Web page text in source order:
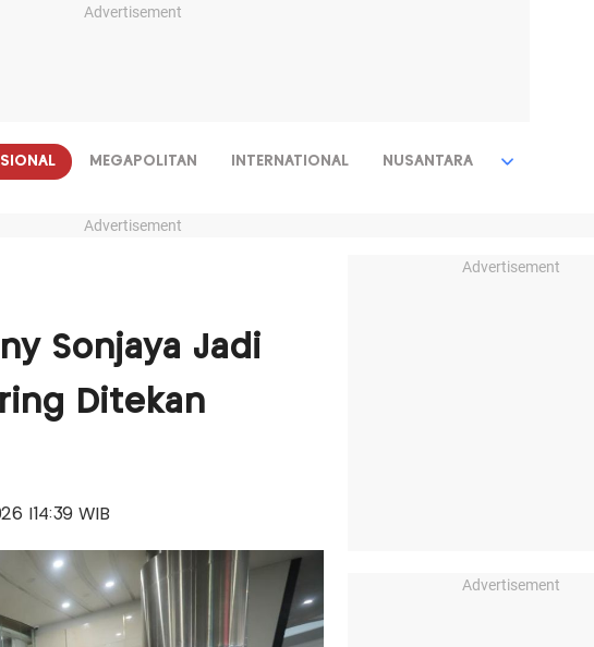
Advertisement
MEGAPOLITAN INTERNATIONAL NUSANTARA
Advertisement
Sonjaya Jadi
Ditekan
|14:39 WIB
Advertisement
Advertisement